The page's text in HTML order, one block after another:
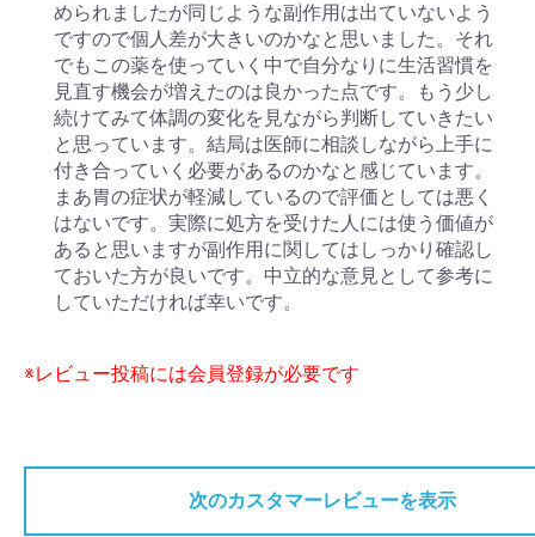
められましたが同じような副作用は出ていないよう
ですので個人差が大きいのかなと思いました。それ
でもこの薬を使っていく中で自分なりに生活習慣を
見直す機会が増えたのは良かった点です。もう少し
続けてみて体調の変化を見ながら判断していきたい
と思っています。結局は医師に相談しながら上手に
付き合っていく必要があるのかなと感じています。
まあ胃の症状が軽減しているので評価としては悪く
はないです。実際に処方を受けた人には使う価値が
あると思いますが副作用に関してはしっかり確認し
ておいた方が良いです。中立的な意見として参考に
していただければ幸いです。
※レビュー投稿には会員登録が必要です
次のカスタマーレビューを表示